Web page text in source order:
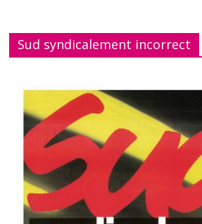
Sud syndicalement incorrect